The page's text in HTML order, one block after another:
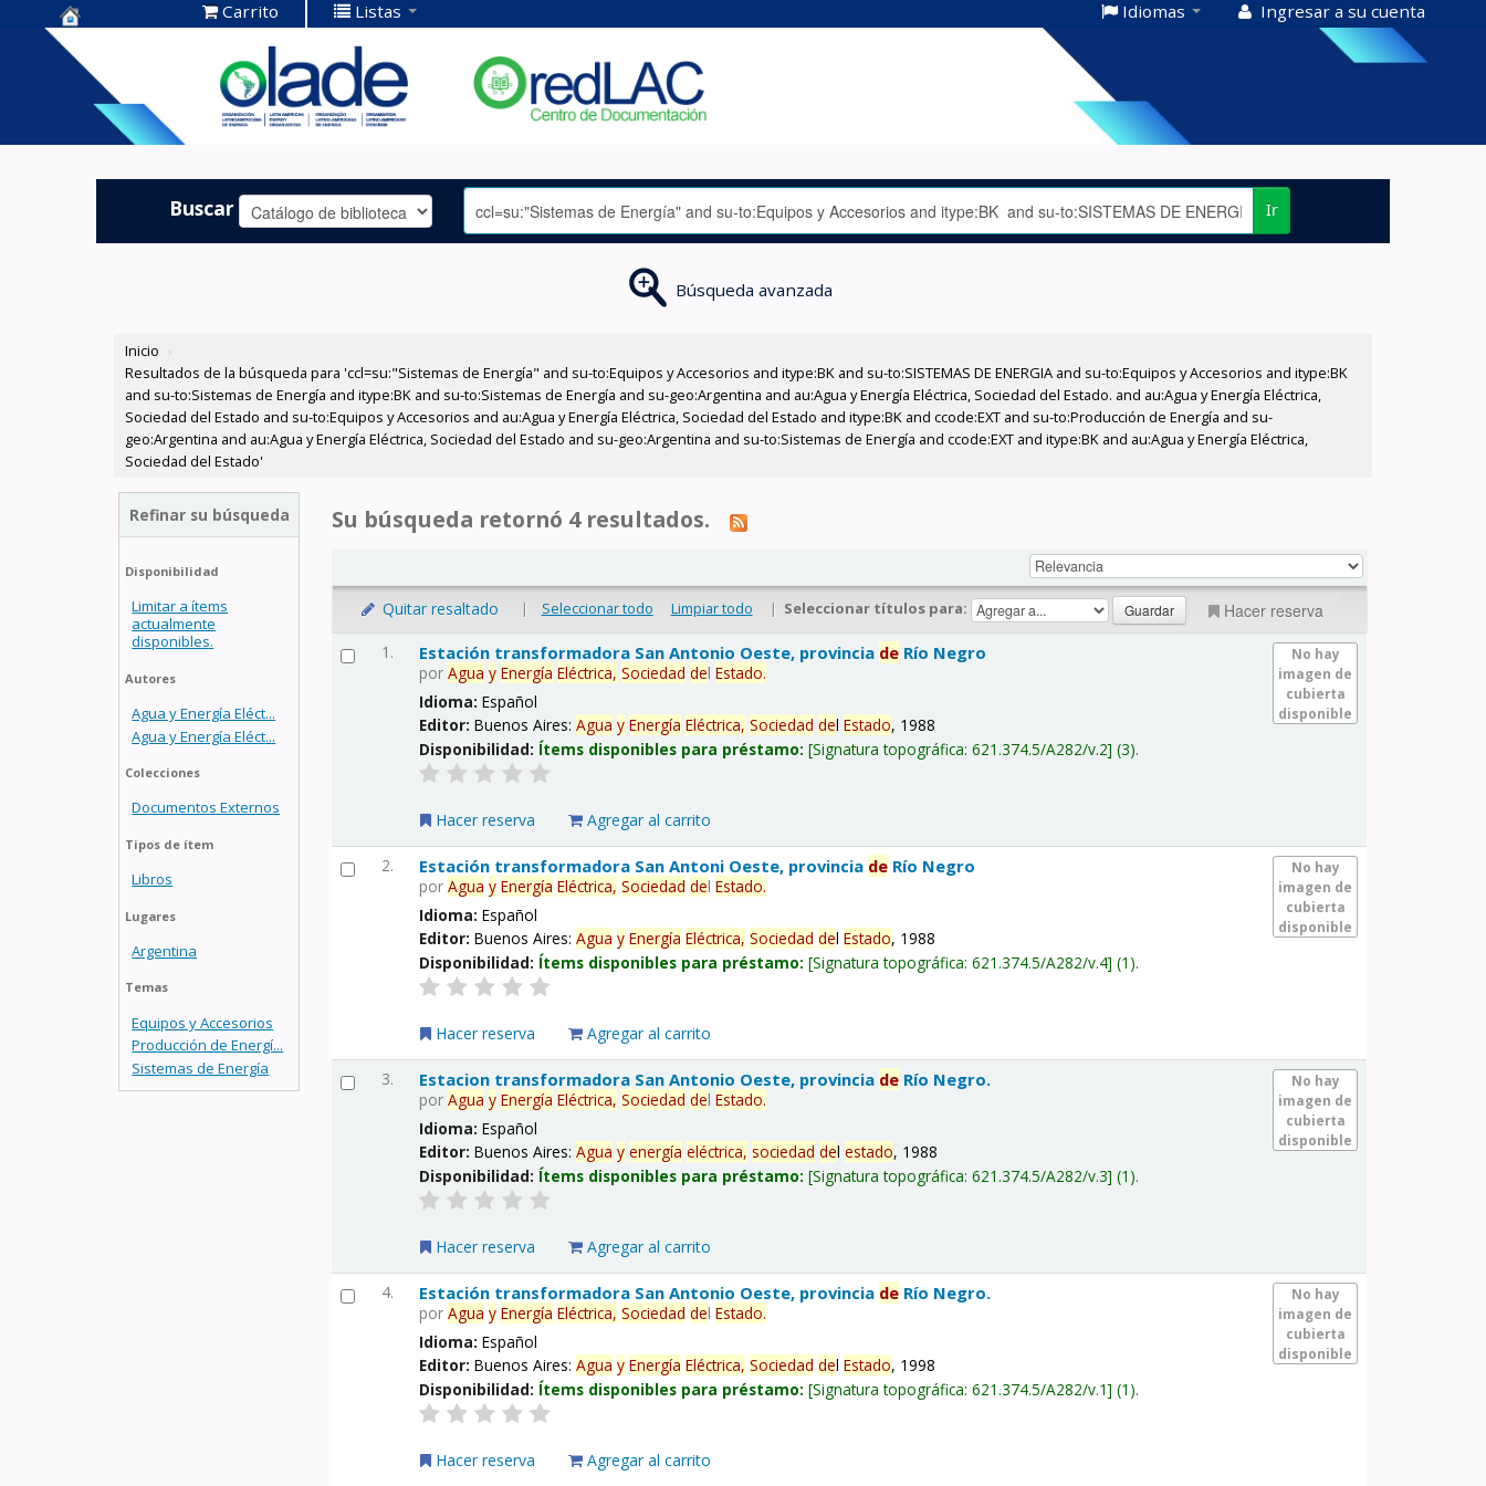
Centro de
Documentación
OLADE -
Carrito Listas Idiomas Ingresar a su cuenta
Buscar Ir
Búsqueda avanzada
Inicio ›
Resultados de la búsqueda para 'ccl=su:"Sistemas de Energía" and su-to:Equipos y Accesorios and itype:BK and su-to:SISTEMAS DE ENERGIA and su-to:Equipos y Accesorios and itype:BK
and su-to:Sistemas de Energía and itype:BK and su-to:Sistemas de Energía and su-geo:Argentina and au:Agua y Energía Eléctrica, Sociedad del Estado. and au:Agua y Energía Eléctrica,
Sociedad del Estado and su-to:Equipos y Accesorios and au:Agua y Energía Eléctrica, Sociedad del Estado and itype:BK and ccode:EXT and su-to:Producción de Energía and su-
geo:Argentina and au:Agua y Energía Eléctrica, Sociedad del Estado and su-geo:Argentina and su-to:Sistemas de Energía and ccode:EXT and itype:BK and au:Agua y Energía Eléctrica,
Sociedad del Estado'
Refinar su búsqueda
Disponibilidad
Limitar a ítems
actualmente
disponibles.
Autores
Agua y Energía Eléct...
Agua y Energía Eléct...
Colecciones
Documentos Externos
Tipos de ítem
Libros
Lugares
Argentina
Temas
Equipos y Accesorios
Producción de Energí...
Sistemas de Energía
Su búsqueda retornó 4 resultados.
Quitar resaltado | Seleccionar todo Limpiar todo | Seleccionar títulos para: Hacer reserva
1.
No hay
imagen de
cubierta
disponible
Estación transformadora San Antonio Oeste, provincia de Río Negro
porAgua y Energía Eléctrica, Sociedad delEstado.
Idioma:Español
Editor:Buenos Aires:Agua y Energía Eléctrica, Sociedad delEstado, 1988
Disponibilidad: Ítems disponibles para préstamo: Signatura topográfica:621.374.5/A282/v.2 (3).
Hacer reserva Agregar al carrito
2.
No hay
imagen de
cubierta
disponible
Estación transformadora San Antoni Oeste, provincia de Río Negro
porAgua y Energía Eléctrica, Sociedad delEstado.
Idioma:Español
Editor:Buenos Aires:Agua y Energía Eléctrica, Sociedad delEstado, 1988
Disponibilidad: Ítems disponibles para préstamo: Signatura topográfica:621.374.5/A282/v.4 (1).
Hacer reserva Agregar al carrito
3.
No hay
imagen de
cubierta
disponible
Estacion transformadora San Antonio Oeste, provincia de Río Negro.
porAgua y Energía Eléctrica, Sociedad delEstado.
Idioma:Español
Editor:Buenos Aires:Agua y energía eléctrica, sociedad delestado, 1988
Disponibilidad: Ítems disponibles para préstamo: Signatura topográfica:621.374.5/A282/v.3 (1).
Hacer reserva Agregar al carrito
4.
No hay
imagen de
cubierta
disponible
Estación transformadora San Antonio Oeste, provincia de Río Negro.
porAgua y Energía Eléctrica, Sociedad delEstado.
Idioma:Español
Editor:Buenos Aires:Agua y Energía Eléctrica, Sociedad delEstado, 1998
Disponibilidad: Ítems disponibles para préstamo: Signatura topográfica:621.374.5/A282/v.1 (1).
Hacer reserva Agregar al carrito